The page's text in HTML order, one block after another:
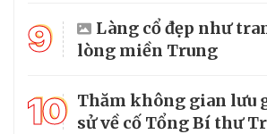
9
Làng cổ đẹp như
lòng miền Trung
10 Thăm không gian lưu
sử về cố Tổng Bí thư